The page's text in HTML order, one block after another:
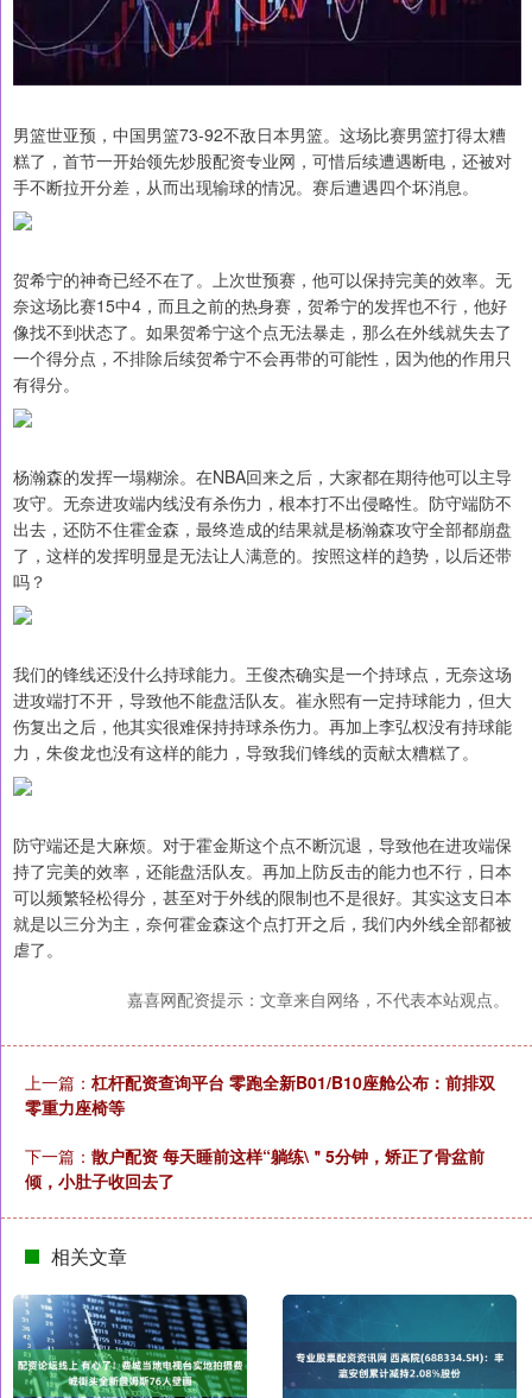
男篮世亚预，中国男篮73-92不敌日本男篮。这场比赛男篮打得太糟
糕了，首节一开始领先炒股配资专业网，可惜后续遭遇断电，还被对
手不断拉开分差，从而出现输球的情况。赛后遭遇四个坏消息。
贺希宁的神奇已经不在了。上次世预赛，他可以保持完美的效率。无
奈这场比赛15中4，而且之前的热身赛，贺希宁的发挥也不行，他好
像找不到状态了。如果贺希宁这个点无法暴走，那么在外线就失去了
一个得分点，不排除后续贺希宁不会再带的可能性，因为他的作用只
有得分。
杨瀚森的发挥一塌糊涂。在NBA回来之后，大家都在期待他可以主导
攻守。无奈进攻端内线没有杀伤力，根本打不出侵略性。防守端防不
出去，还防不住霍金森，最终造成的结果就是杨瀚森攻守全部都崩盘
了，这样的发挥明显是无法让人满意的。按照这样的趋势，以后还带
吗？
我们的锋线还没什么持球能力。王俊杰确实是一个持球点，无奈这场
进攻端打不开，导致他不能盘活队友。崔永熙有一定持球能力，但大
伤复出之后，他其实很难保持持球杀伤力。再加上李弘权没有持球能
力，朱俊龙也没有这样的能力，导致我们锋线的贡献太糟糕了。
防守端还是大麻烦。对于霍金斯这个点不断沉退，导致他在进攻端保
持了完美的效率，还能盘活队友。再加上防反击的能力也不行，日本
可以频繁轻松得分，甚至对于外线的限制也不是很好。其实这支日本
就是以三分为主，奈何霍金森这个点打开之后，我们内外线全部都被
虐了。
嘉喜网配资提示：文章来自网络，不代表本站观点。
上一篇： 杠杆配资查询平台 零跑全新B01/B10座舱公布：前排双
零重力座椅等
下一篇： 散户配资 每天睡前这样“躺练\＂5分钟，矫正了骨盆前
倾，小肚子收回去了
相关文章